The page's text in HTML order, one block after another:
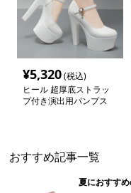
¥5,320(税込)
ヒール 超厚底ストラッ
プ付き演出用パンプス
おすすめ記事一覧
夏におすす